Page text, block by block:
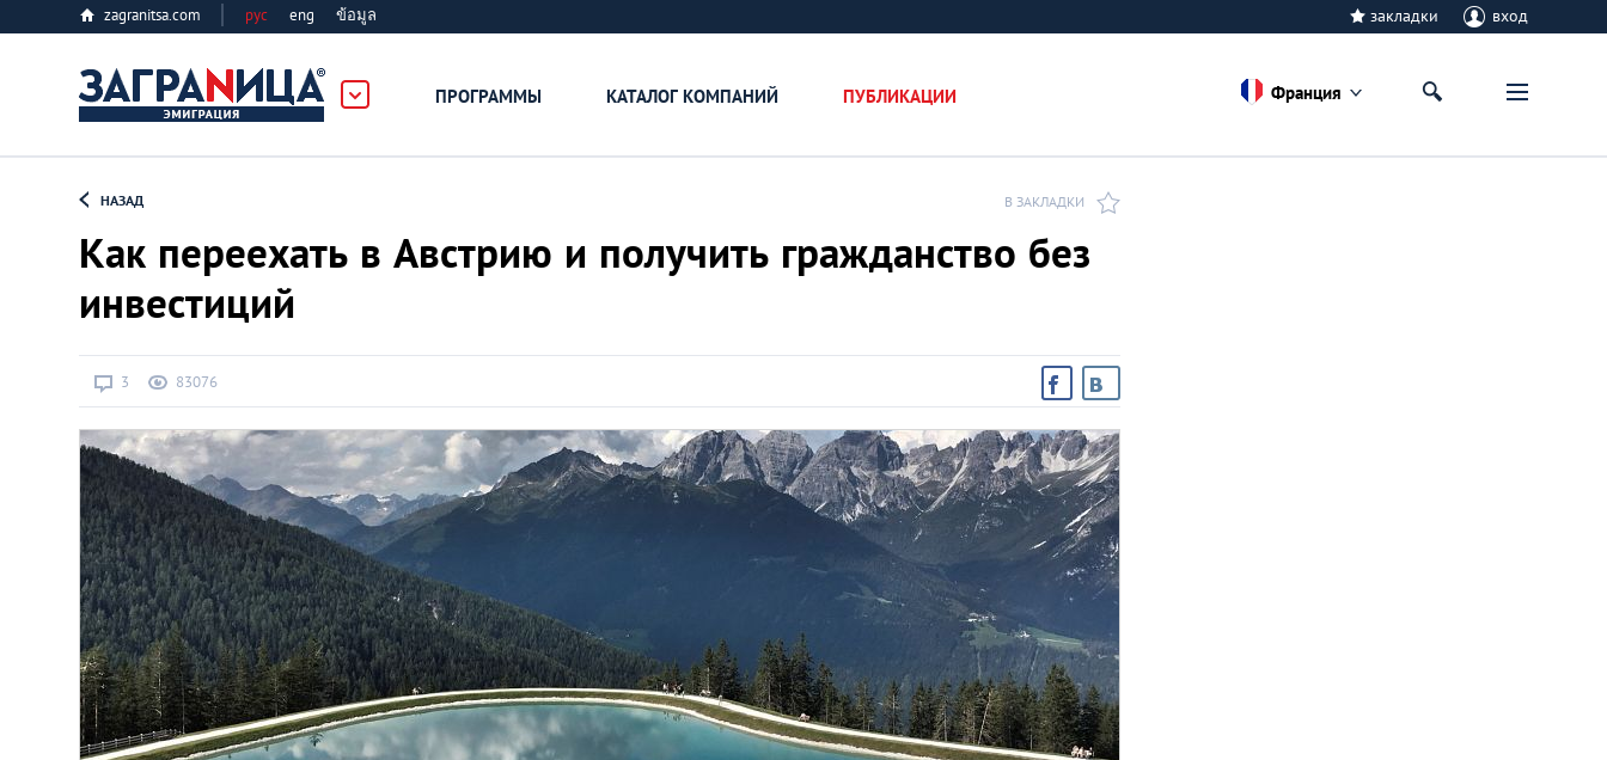
zagranitsa.com рус eng ข้อมูล закладки вход
ПРОГРАММЫ КАТАЛОГ КОМПАНИЙ ПУБЛИКАЦИИ
Все страны
Великобритания
Венгрия
Германия
Греция
Испания
Франция
НАЗАД В ЗАКЛАДКИ
Как переехать в Австрию и получить гражданство без
инвестиций
3 83076